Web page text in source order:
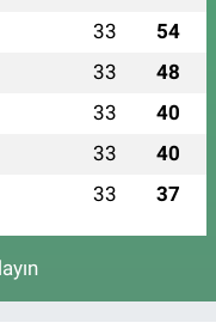
33 54
33 48
33 40
33 40
33 37